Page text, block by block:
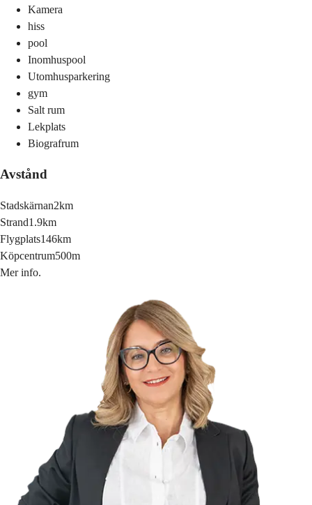
Kamera
hiss
pool
Inomhuspool
Utomhusparkering
gym
Salt rum
Lekplats
Biografrum
Avstånd
Stadskärnan2km
Strand1.9km
Flygplats146km
Köpcentrum500m
Mer info.